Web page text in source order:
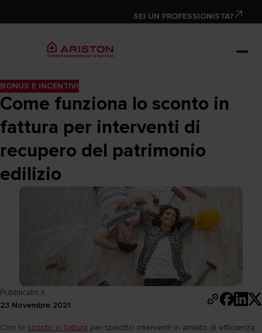
SEI UN PROFESSIONISTA?
BONUS E INCENTIVI
Come funziona lo sconto in
fattura per interventi di
recupero del patrimonio
edilizio
Pubblicato il
23 Novembre 2021
Con lo sconto in fattura per specifici interventi in ambito di efficienza